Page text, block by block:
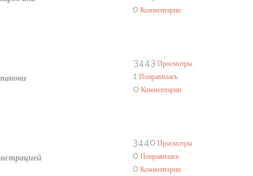
0 Комментарии
3443 Просмотры
1 Понравилась
0 Комментарии
3440 Просмотры
0 Понравилась
0 Комментарии